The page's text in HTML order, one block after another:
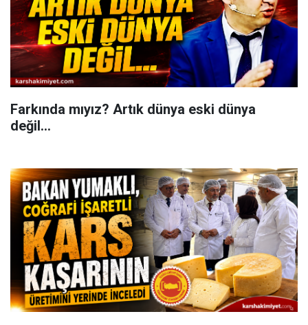
Farkında mıyız? Artık dünya eski dünya
değil...